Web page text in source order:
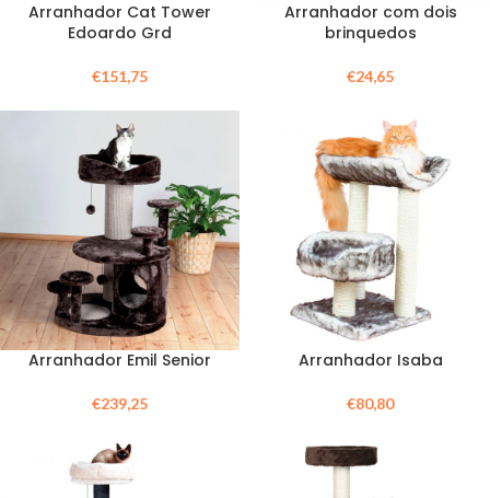
Arranhador Cat Tower
Edoardo Grd
€151,75
Arranhador com dois
brinquedos
€24,65
Arranhador Emil Senior
€239,25
Arranhador Isaba
€80,80